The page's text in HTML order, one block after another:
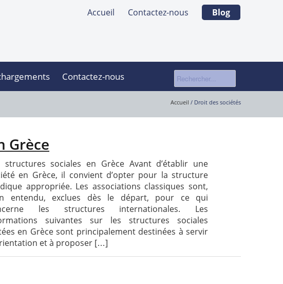
Accueil Contactez-nous Blog
Contactez-nous
Accueil / Droit des sociétés
Grèce
structures sociales en Grèce Avant d’établir une
en Grèce, il convient d’opter pour la structure
appropriée. Les associations classiques sont,
entendu, exclues dès le départ, pour ce qui
les structures internationales. Les
suivantes sur les structures sociales
en Grèce sont principalement destinées à servir
et à proposer […]